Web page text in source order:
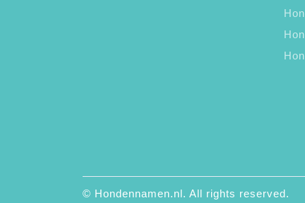
© Hondennamen.nl. All rights reserved.